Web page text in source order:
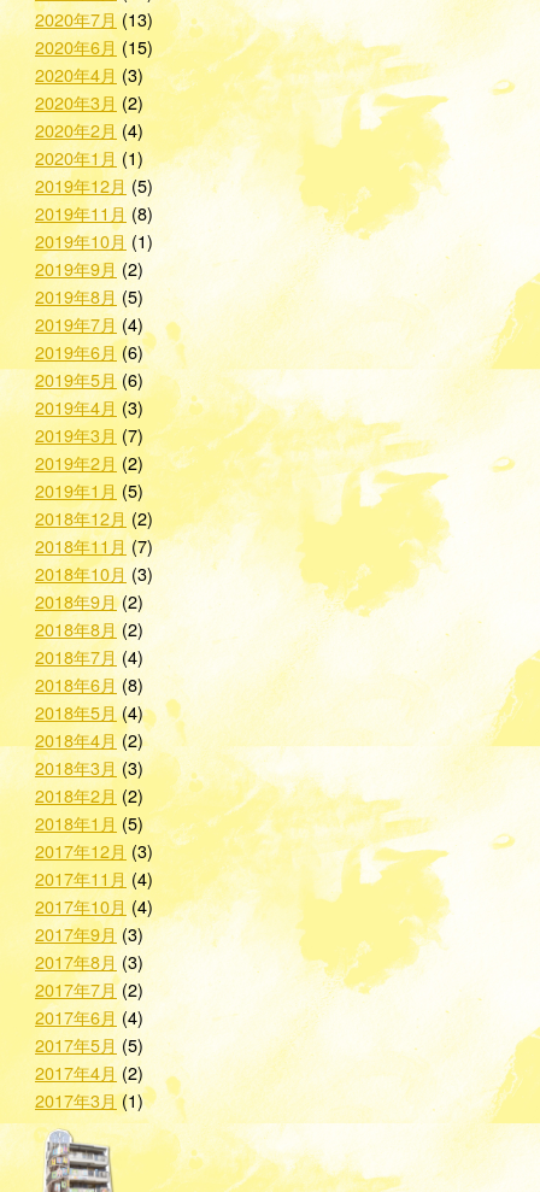
2020年7月(13)
2020年6月 (15)
2020年4月 (3)
2020年3月 (2)
2020年2月(4)
2020年1月(1)
2019年12月(5)
2019年11月 (8)
2019年10月 (1)
2019年9月 (2)
2019年8月 (5)
2019年7月 (4)
2019年6月 (6)
2019年5月(6)
2019年4月 (3)
2019年3月 (7)
2019年2月 (2)
2019年1月 (5)
2018年12月 (2)
2018年11月(7)
2018年10月 (3)
2018年9月(2)
2018年8月(2)
2018年7月 (4)
2018年6月(8)
2018年5月(4)
2018年4月(2)
2018年3月(3)
2018年2月 (2)
2018年1月 (5)
2017年12月 (3)
2017年11月 (4)
2017年10月(4)
2017年9月(3)
2017年8月 (3)
2017年7月(2)
2017年6月 (4)
2017年5月 (5)
2017年4月(2)
2017年3月(1)